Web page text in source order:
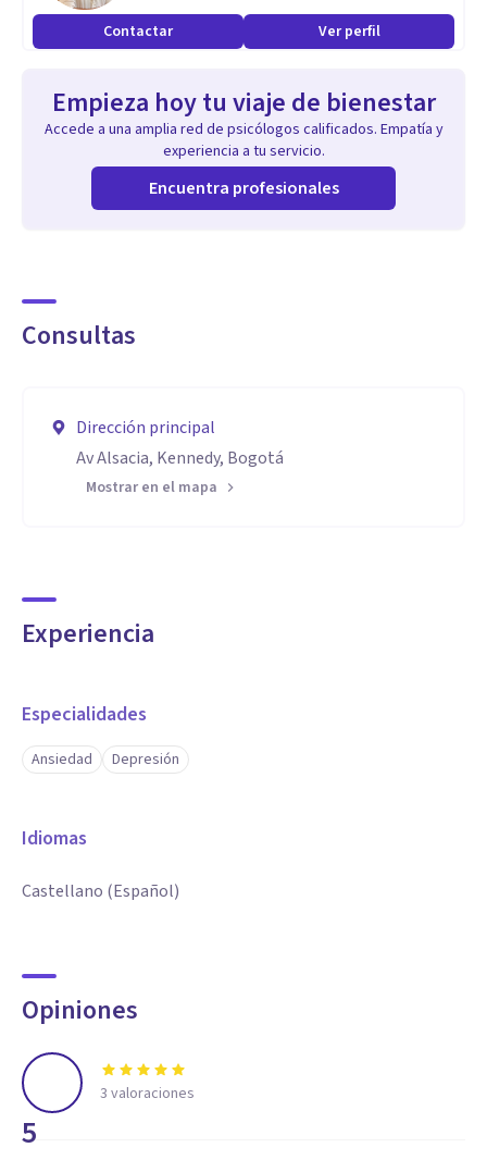
dirigido a quienes presentan alguna alteración en las áreas
de aprendizaje, social y/o conductual.
Aptitudes
Escucha activa
Contactar Ver perfil
Empieza hoy tu viaje de bienestar
Accede a una amplia red de psicólogos calificados. Empatía y
experiencia a tu servicio.
Encuentra profesionales
Consultas
Dirección principal
Av Alsacia, Kennedy, Bogotá
Mostrar en el mapa
Experiencia
Especialidades
Ansiedad Depresión
Idiomas
Castellano (Español)
Opiniones
5
3 valoraciones